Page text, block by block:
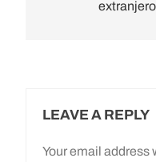
LEAVE A REPLY
Your email address